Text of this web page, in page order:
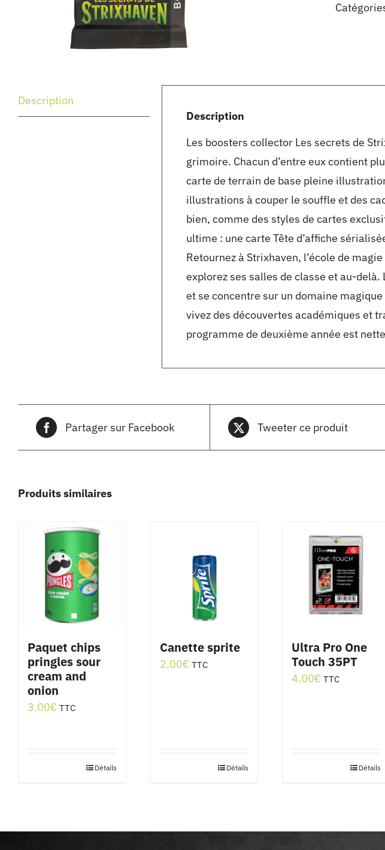
Description
Description
Les boosters collector Les secrets de
grimoire. Chacun d’entre eux contient
carte de terrain de base pleine
illustrations à couper le souffle et des
bien, comme des styles de cartes
ultime : une carte Tête d’affiche
Retournez à Strixhaven, l’école de
explorez ses salles de classe et au-
et se concentre sur un domaine
vivez des découvertes académiques et
programme de deuxième année est
Partager sur Facebook Tweeter ce produit
Produits similaires
Paquet chips
pringles sour
cream and
onion
3.00€ TTC
Détails
Canette sprite
2.00€ TTC
Détails
Ultra Pro One
Touch 35PT
4.00€ TTC
Détails